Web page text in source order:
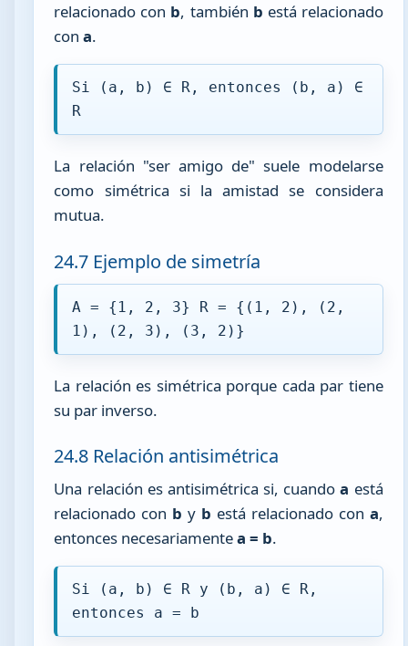
relacionado con b, también b está relacionado
cona.
Si (a, b) ∈ R, entonces (b, a) ∈
R
La relación "ser amigo de" suele modelarse
como simétrica si la amistad se considera
mutua.
24.7 Ejemplo de simetría
A = {1, 2, 3} R = {(1, 2), (2,
1), (2, 3), (3, 2)}
La relación es simétrica porque cada par tiene
su par inverso.
24.8 Relación antisimétrica
Una relación es antisimétrica si, cuandoa está
relacionado con b y b está relacionado con a,
entonces necesariamentea = b.
Si (a, b) ∈ R y (b, a) ∈ R,
entonces a = b